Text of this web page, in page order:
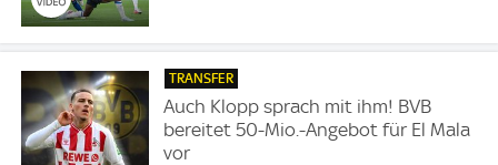
TRANSFER
Auch Klopp sprach mit ihm! BVB
bereitet 50-Mio.-Angebot für El Mala
vor